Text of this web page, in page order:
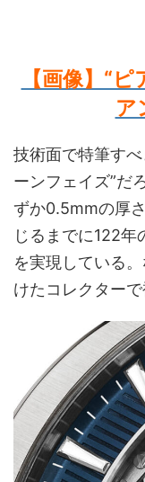
【画像】“
ア
技術面で特筆す
ーンフェイズ”だ
ずか0.5mmの厚
じるまでに122年
を実現している
けたコレクターで